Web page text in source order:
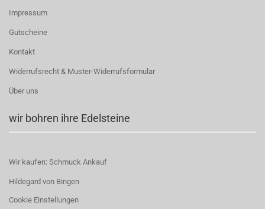
Impressum
Gutscheine
Kontakt
Widerrufsrecht & Muster-Widerrufsformular
Über uns
wir bohren ihre Edelsteine
Wir kaufen: Schmuck Ankauf
Hildegard von Bingen
Cookie Einstellungen